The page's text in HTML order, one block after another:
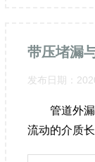
发布日期：
管道外漏
流动的介质